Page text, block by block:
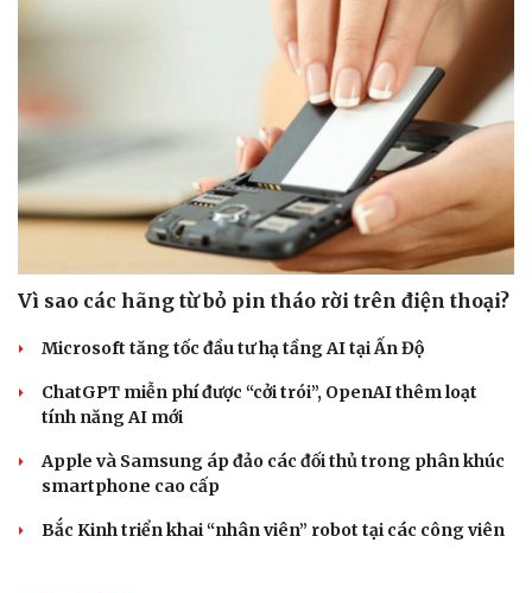
Vì sao các hãng từ bỏ pin tháo rời trên điện thoại?
Microsoft tăng tốc đầu tư hạ tầng AI tại Ấn Độ
ChatGPT miễn phí được “cởi trói”, OpenAI thêm loạt
tính năng AI mới
Apple và Samsung áp đảo các đối thủ trong phân khúc
smartphone cao cấp
Bắc Kinh triển khai “nhân viên” robot tại các công viên